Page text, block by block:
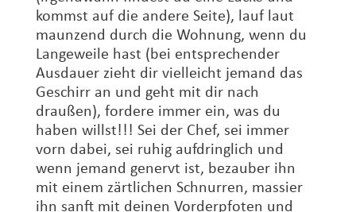
kommst auf die andere Seite), lauf laut
maunzend durch die Wohnung, wenn du
Langeweile hast (bei entsprechender
Ausdauer zieht dir vielleicht jemand das
Geschirr an und geht mit dir nach
draußen), fordere immer ein, was du
haben willst!!! Sei der Chef, sei immer
vorn dabei, sei ruhig aufdringlich und
wenn jemand genervt ist, bezauber ihn
mit einem zärtlichen Schnurren, massier
ihn sanft mit deinen Vorderpfoten und